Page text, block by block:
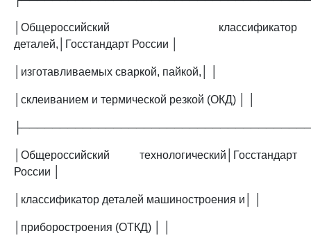
│Общероссийский классификатор
деталей,│Госстандарт России │
│изготавливаемых сваркой, пайкой,│ │
│склеиванием и термической резкой (ОКД) │ │
│Общероссийский технологический│Госстандарт
России │
│классификатор деталей машиностроения и│ │
│приборостроения (ОТКД) │ │